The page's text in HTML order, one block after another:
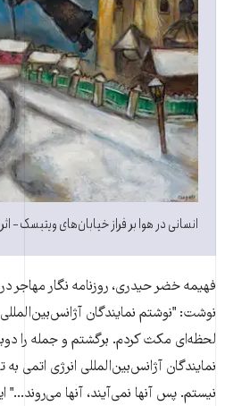
انسانی در هوا بر فراز خیابان‌های ویتبسک −
فهیمه خضر حیدرى، روزنامه نگار
نوشت: "نوشتم نمایندگان
لحظه‌ای مکث کردم. برگشتم و جمله را
نمایندگان آژانس‌بین‌المللی انرژی اتمی
نیستم. پس آنها نمی‌آیند، آنها می‌روند..."